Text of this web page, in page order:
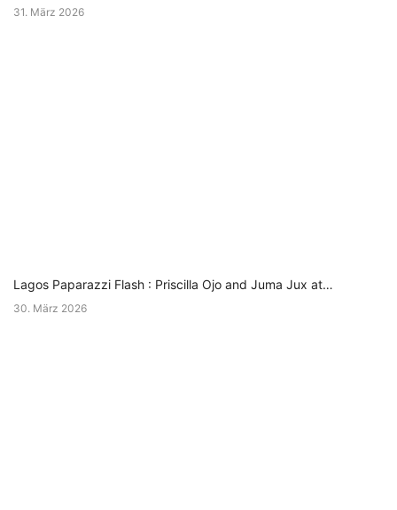
31. März 2026
Lagos Paparazzi Flash : Priscilla Ojo and Juma Jux at…
30. März 2026